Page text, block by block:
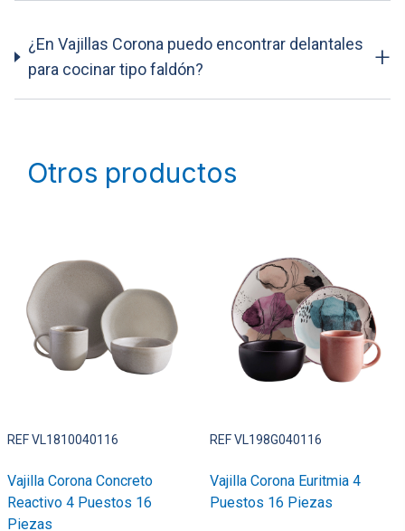
¿En Vajillas Corona puedo encontrar delantales
para cocinar tipo faldón?
+
Otros productos
REF VL1810040116
Vajilla Corona Concreto
Reactivo 4 Puestos 16
Piezas
REF VL198G040116
Vajilla Corona Euritmia 4
Puestos 16 Piezas